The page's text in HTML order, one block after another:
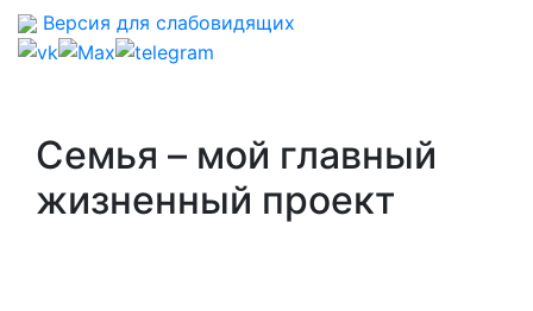
Версия для слабовидящих
Семья – мой главный
жизненный проект